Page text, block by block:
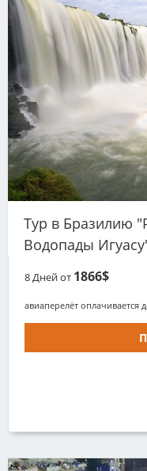
Тур в Бразилию
Водопады
8Дней от 1866$
авиаперелёт оплачивается